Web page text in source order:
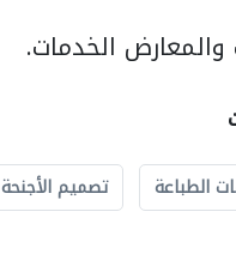
الخدمات.
الطباعة تصميم الأجنحة